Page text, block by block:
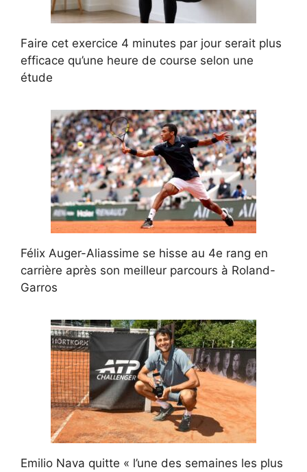
Faire cet exercice 4 minutes par jour serait plus
efficace qu’une heure de course selon une
étude
Félix Auger-Aliassime se hisse au 4e rang en
carrière après son meilleur parcours à Roland-
Garros
Emilio Nava quitte « l’une des semaines les plus